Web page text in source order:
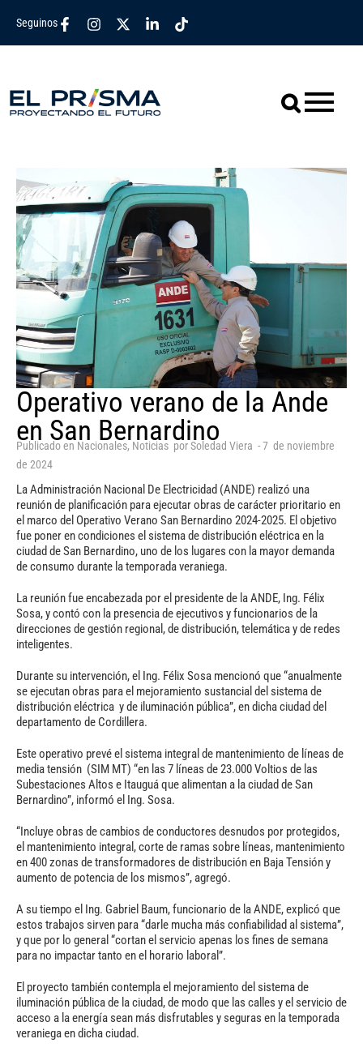
Seguinos
Operativo verano de la Ande
en San Bernardino
Publicado en Nacionales, Noticias porSoledad Viera -7 de noviembre
de 2024
La Administración Nacional De Electricidad (ANDE) realizó una
reunión de planificación para ejecutar obras de carácter prioritario en
el marco del Operativo Verano San Bernardino 2024-2025. El objetivo
fue poner en condiciones el sistema de distribución eléctrica en la
ciudad de San Bernardino, uno de los lugares con la mayor demanda
de consumo durante la temporada veraniega.
La reunión fue encabezada por el presidente de la ANDE, Ing. Félix
Sosa, y contó con la presencia de ejecutivos y funcionarios de la
direcciones de gestión regional, de distribución, telemática y de redes
inteligentes.
Durante su intervención, el Ing. Félix Sosa mencionó que “anualmente
se ejecutan obras para el mejoramiento sustancial del sistema de
distribución eléctrica y de iluminación pública”, en dicha ciudad del
departamento de Cordillera.
Este operativo prevé el sistema integral de mantenimiento de líneas de
media tensión (SIM MT) “en las 7 líneas de 23.000 Voltios de las
Subestaciones Altos e Itauguá que alimentan a la ciudad de San
Bernardino”, informó el Ing. Sosa.
“Incluye obras de cambios de conductores desnudos por protegidos,
el mantenimiento integral, corte de ramas sobre líneas, mantenimiento
en 400 zonas de transformadores de distribución en Baja Tensión y
aumento de potencia de los mismos”, agregó.
A su tiempo el Ing. Gabriel Baum, funcionario de la ANDE, explicó que
estos trabajos sirven para “darle mucha más confiabilidad al sistema”,
y que por lo general “cortan el servicio apenas los fines de semana
para no impactar tanto en el horario laboral”.
El proyecto también contempla el mejoramiento del sistema de
iluminación pública de la ciudad, de modo que las calles y el servicio de
acceso a la energía sean más disfrutables y seguras en la temporada
veraniega en dicha ciudad.